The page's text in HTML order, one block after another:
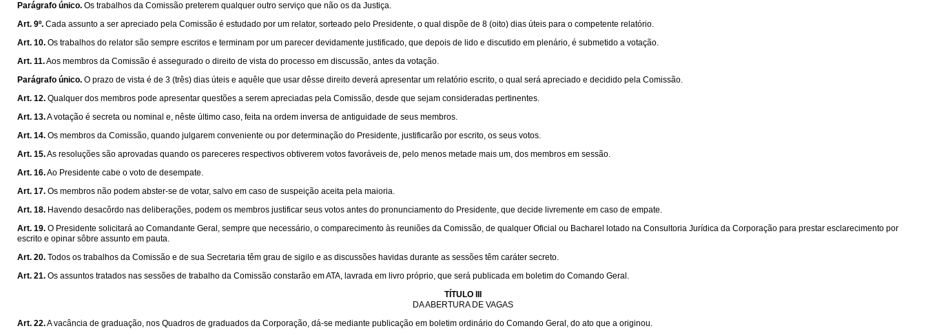
Parágrafo único. Os trabalhos da Comissão preterem qualquer outro serviço que não os da Justiça.
Art. 9º. Cada assunto a ser apreciado pela Comissão é estudado por um relator, sorteado pelo Presidente, o qual dispõe de 8 (oito) dias úteis para o competente relatório.
Art. 10. Os trabalhos do relator são sempre escritos e terminam por um parecer devidamente justificado, que depois de lido e discutido em plenário, é submetido a votação.
Art. 11.Aos membros da Comissão é assegurado o direito de vista do processo em discussão, antes da votação.
Parágrafo único. O prazo de vista é de 3 (três) dias úteis e aquêle que usar dêsse direito deverá apresentar um relatório escrito, o qual será apreciado e decidido pela Comissão.
Art. 12. Qualquer dos membros pode apresentar questões a serem apreciadas pela Comissão, desde que sejam consideradas pertinentes.
Art. 13.A votação é secreta ou nominal e, nêste último caso, feita na ordem inversa de antiguidade de seus membros.
Art. 14. Os membros da Comissão, quando julgarem conveniente ou por determinação do Presidente, justificarão por escrito, os seus votos.
Art. 15.As resoluções são aprovadas quando os pareceres respectivos obtiverem votos favoráveis de, pelo menos metade mais um, dos membros em sessão.
Art. 16.Ao Presidente cabe o voto de desempate.
Art. 17. Os membros não podem abster-se de votar, salvo em caso de suspeição aceita pela maioria.
Art. 18. Havendo desacôrdo nas deliberações, podem os membros justificar seus votos antes do pronunciamento do Presidente, que decide livremente em caso de empate.
Art. 19. O Presidente solicitará ao Comandante Geral, sempre que necessário, o comparecimento às reuniões da Comissão, de qualquer Oficial ou Bacharel lotado na Consultoria Jurídica da Corporação para prestar esclarecimento por
escrito e opinar sôbre assunto em pauta.
Art. 20. Todos os trabalhos da Comissão e de sua Secretaria têm grau de sigilo e as discussões havidas durante as sessões têm caráter secreto.
Art. 21. Os assuntos tratados nas sessões de trabalho da Comissão constarão em ATA, lavrada em livro próprio, que será publicada em boletim do Comando Geral.
TÍTULO III
DA ABERTURA DE VAGAS
Art. 22.A vacância de graduação, nos Quadros de graduados da Corporação, dá-se mediante publicação em boletim ordinário do Comando Geral, do ato que a originou.